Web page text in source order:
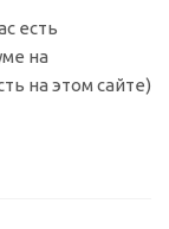
есть
на
на этом сайте)